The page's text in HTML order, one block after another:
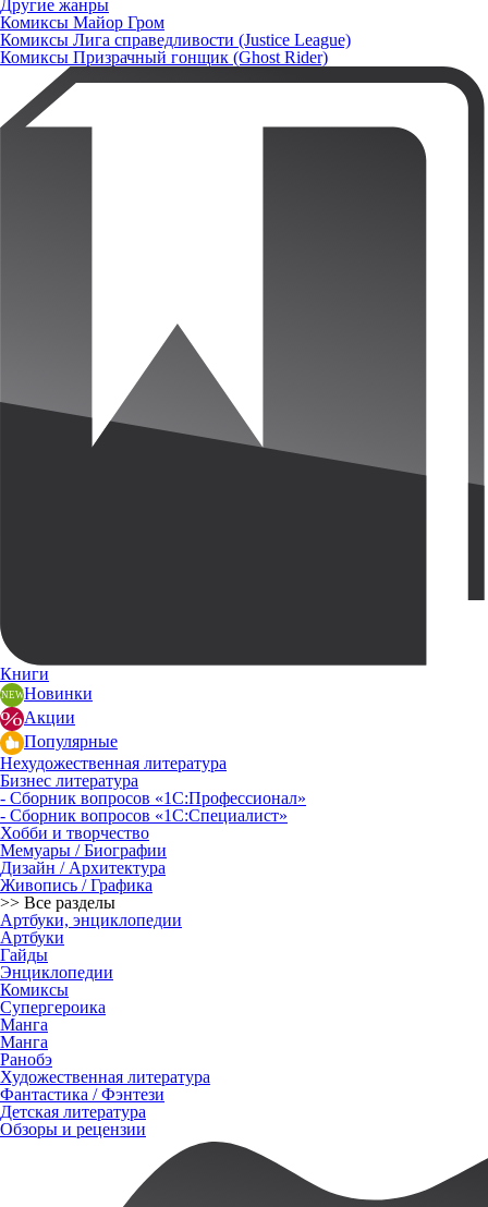
Другие жанры
Комиксы Майор Гром
Комиксы Лига справедливости (Justice League)
Комиксы Призрачный гонщик (Ghost Rider)
Книги
Новинки
Акции
Популярные
Нехудожественная литература
Бизнес литература
- Сборник вопросов «1С:Профессионал»
- Сборник вопросов «1С:Специалист»
Хобби и творчество
Мемуары / Биографии
Дизайн / Архитектура
Живопись / Графика
>> Все разделы
Артбуки, энциклопедии
Артбуки
Гайды
Энциклопедии
Комиксы
Супергероика
Манга
Манга
Ранобэ
Художественная литература
Фантастика / Фэнтези
Детская литература
Обзоры и рецензии